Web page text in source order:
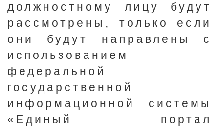
должностному лицу будут
рассмотрены, только если
они будут направлены с
использованием
федеральной
государственной
информационной системы
«Единый портал